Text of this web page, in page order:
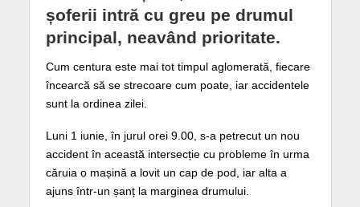
șoferii intră cu greu pe drumul
principal, neavând prioritate.
Cum centura este mai tot timpul aglomerată, fiecare
încearcă să se strecoare cum poate, iar accidentele
sunt la ordinea zilei.
Luni 1 iunie, în jurul orei 9.00, s-a petrecut un nou
accident în această intersecție cu probleme în urma
căruia o mașină a lovit un cap de pod, iar alta a
ajuns într-un șanț la marginea drumului.